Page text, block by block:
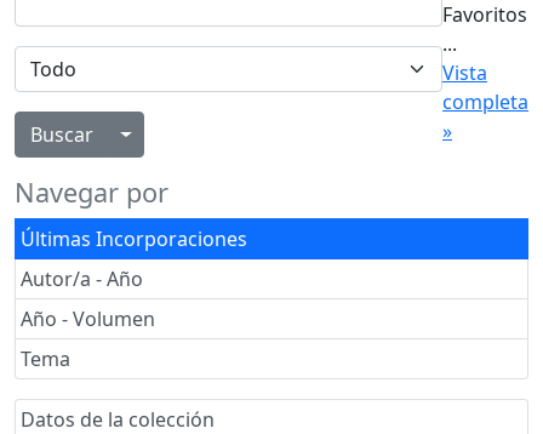
Alternar menú desplegable
Favoritos
...
Vista
completa
»
Navegar por
Últimas Incorporaciones
Autor/a - Año
Año - Volumen
Tema
Datos de la colección